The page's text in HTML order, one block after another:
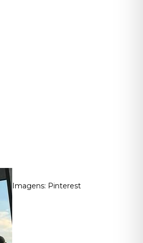
Imagens: Pinterest